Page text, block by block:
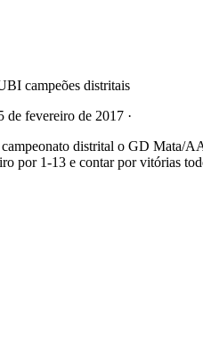
campeões distritais
de fevereiro de 2017 ·
distrital o GD Mata/
por 1-13 e contar por vitórias